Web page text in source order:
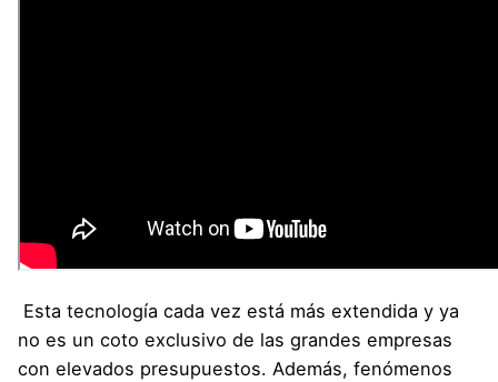
Esta tecnología cada vez está más extendida y ya
no es un coto exclusivo de las grandes empresas
con elevados presupuestos. Además, fenómenos